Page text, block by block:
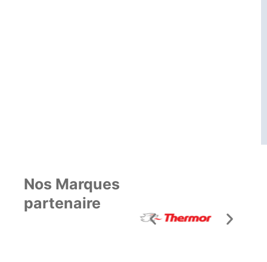
Nos Marques
partenaire